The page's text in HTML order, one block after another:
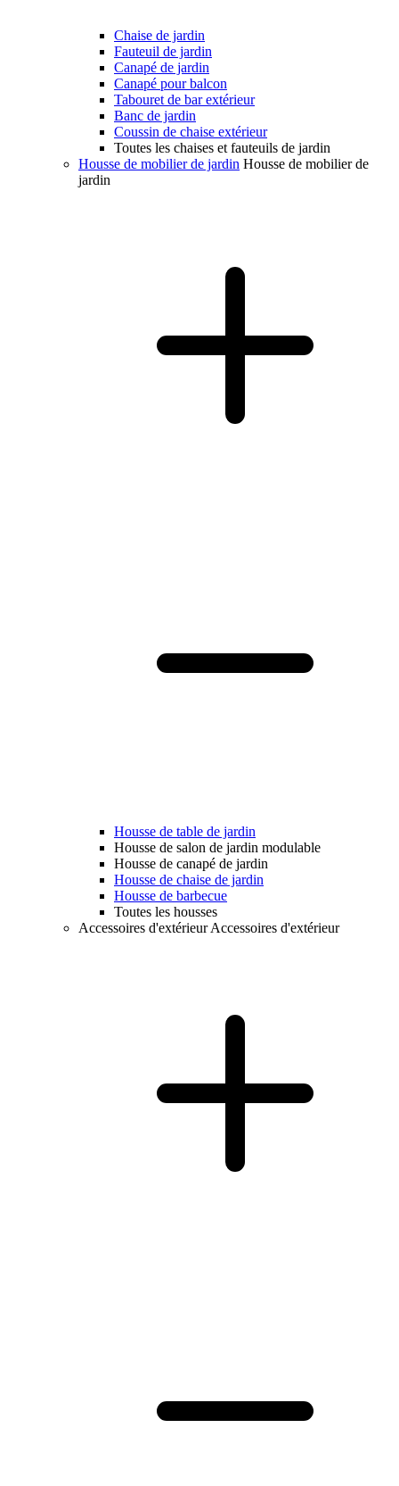
Chaise de jardin
Fauteuil de jardin
Canapé de jardin
Canapé pour balcon
Tabouret de bar extérieur
Banc de jardin
Coussin de chaise extérieur
Toutes les chaises et fauteuils de jardin
Housse de mobilier de jardin Housse de mobilier de
jardin
Housse de table de jardin
Housse de salon de jardin modulable
Housse de canapé de jardin
Housse de chaise de jardin
Housse de barbecue
Toutes les housses
Accessoires d'extérieur Accessoires d'extérieur